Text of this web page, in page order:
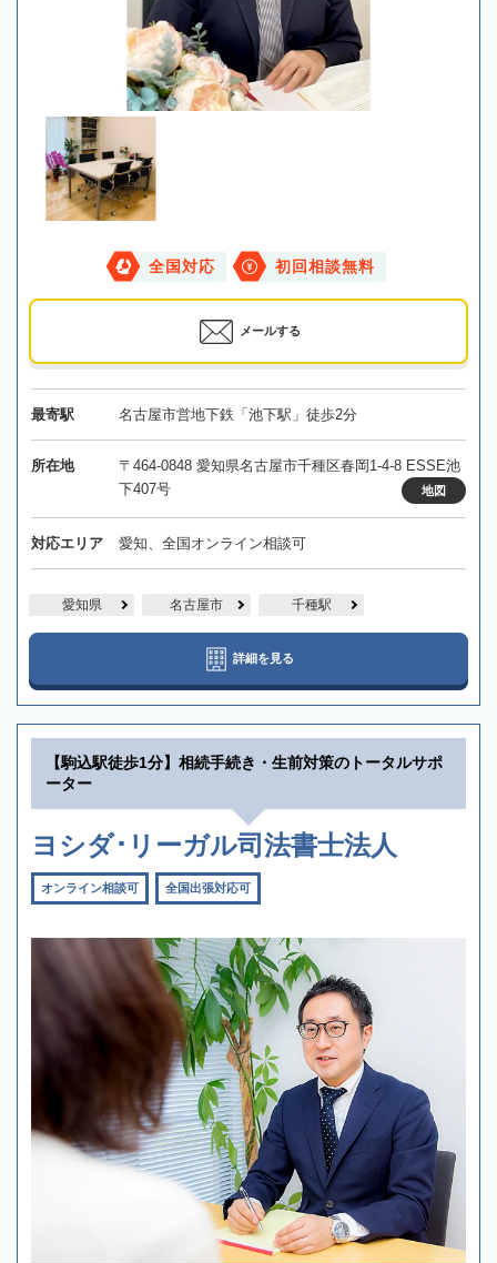
全国対応 初回相談無料
メールする
最寄駅 名古屋市営地下鉄「池下駅」徒歩2分
所在地
〒464-0848 愛知県名古屋市千種区春岡1-4-8 ESSE池
下407号
地図
対応エリア 愛知、全国オンライン相談可
愛知県 名古屋市 千種駅
詳細を見る
【駒込駅徒歩1分】相続手続き・生前対策のトータルサポ
ーター
ヨシダ･リーガル司法書士法人
オンライン相談可 全国出張対応可